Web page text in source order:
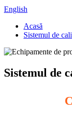
English
Acasă
Sistemul de
Sistemul de